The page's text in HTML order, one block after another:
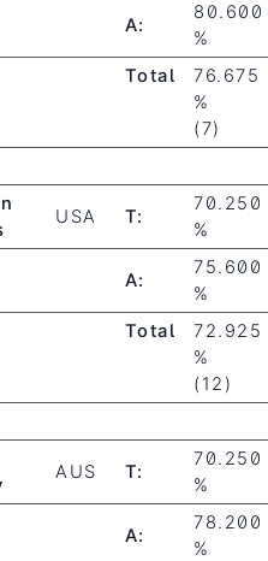
A:
80.600
%
Total
76.675
%
(7)
USA T:
70.250
%
A:
75.600
%
Total
72.925
%
(12)
AUS T:
70.250
%
A:
78.200
%